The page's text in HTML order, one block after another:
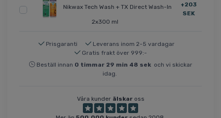
Nikwax Tech Wash + TX Direct Wash-In
2x300 ml
+203
SEK
Prisgaranti
Leverans inom 2-5 vardagar
Gratis frakt över 999:-
Beställ innan 0 timmar 29 min 48 sekoch vi skickar
idag.
Våra kunder älskaross